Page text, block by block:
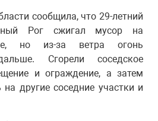
сообщила, что 29-летний
Рог сжигал мусор на
но из-за ветра огонь
Сгорели соседское
и ограждение, а затем
другие соседние участки и